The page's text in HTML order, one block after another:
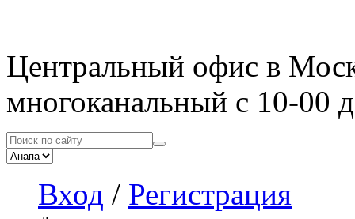
Центральный офис в
многоканальный с 10-00
Вход / Регистрация